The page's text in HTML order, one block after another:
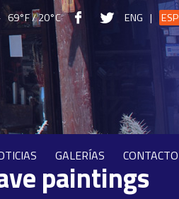
69°F / 20°C ENG | ESP
GALERÍAS CONTACTO
paintings